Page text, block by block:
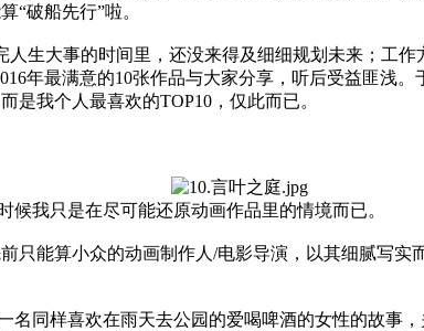
“破船先行”啦。
人生大事的时间里，还没来得及细细规划未来；工
年最满意的10张作品与大家分享，听后受益匪浅
是我个人最喜欢的TOP10，仅此而已。
我只是在尽可能还原动画作品里的情境而已。
能算小众的动画制作人/电影导演，以其细腻写实
同样喜欢在雨天去公园的爱喝啤酒的女性的故事